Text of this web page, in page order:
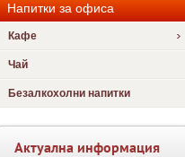
Напитки за офиса
Кафе
Чай
Безалкохолни напитки
Актуална информация